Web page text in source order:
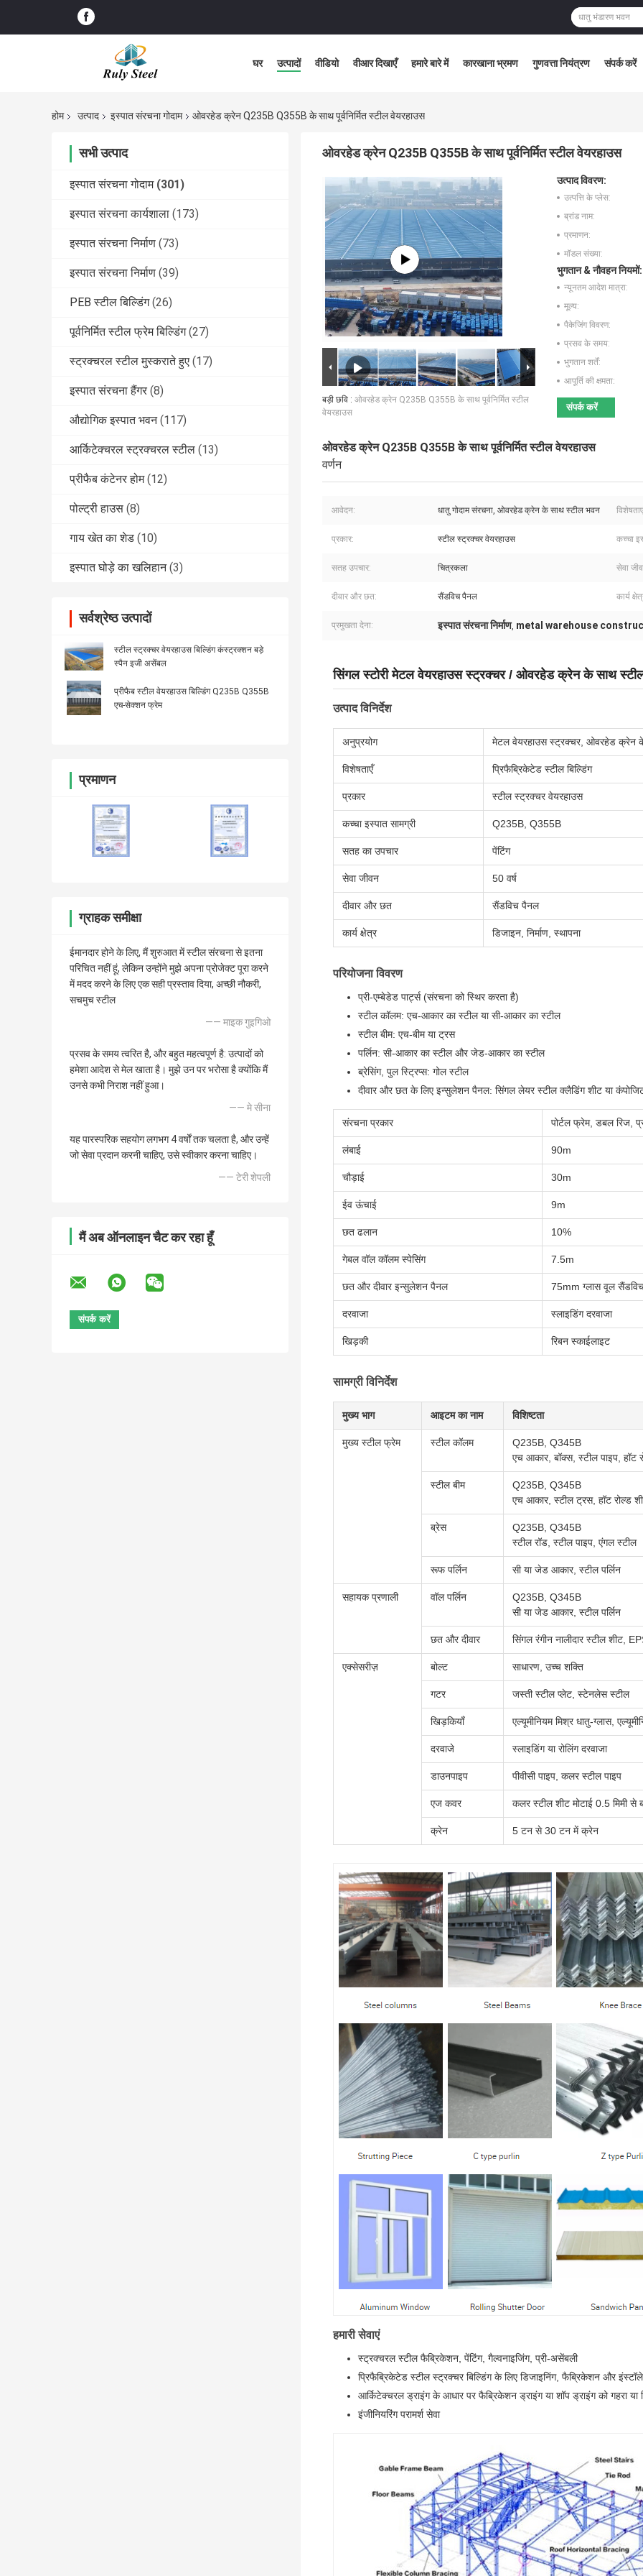
घर उत्पादों वीडियो वीआर दिखाएँ हमारे बारे में कारखाना भ्रमण गुणवत्ता नियंत्रण संपर्क करें
होम उत्पाद इस्पात संरचना गोदाम ओवरहेड क्रेन Q235B Q355B के साथ पूर्वनिर्मित स्टील वेयरहाउस
सभी उत्पाद
इस्पात संरचना गोदाम (301)
इस्पात संरचना कार्यशाला (173)
इस्पात संरचना निर्माण (73)
इस्पात संरचना निर्माण (39)
PEB स्टील बिल्डिंग (26)
पूर्वनिर्मित स्टील फ्रेम बिल्डिंग (27)
स्ट्रक्चरल स्टील मुस्कराते हुए (17)
इस्पात संरचना हैंगर (8)
औद्योगिक इस्पात भवन (117)
आर्किटेक्चरल स्ट्रक्चरल स्टील (13)
प्रीफैब कंटेनर होम (12)
पोल्ट्री हाउस (8)
गाय खेत का शेड (10)
इस्पात घोड़े का खलिहान (3)
सर्वश्रेष्ठ उत्पादों
स्टील स्ट्रक्चर वेयरहाउस बिल्डिंग कंस्ट्रक्शन बड़े
स्पैन इजी असेंबल
प्रीफैब स्टील वेयरहाउस बिल्डिंग Q235B Q355B
एच-सेक्शन फ्रेम
प्रमाणन
ग्राहक समीक्षा
ईमानदार होने के लिए, मैं शुरुआत में स्टील संरचना से इतना
परिचित नहीं हूं, लेकिन उन्होंने मुझे अपना प्रोजेक्ट पूरा करने
में मदद करने के लिए एक सही प्रस्ताव दिया, अच्छी नौकरी,
सचमुच स्टील
—— माइक गुइगिओ
प्रसव के समय त्वरित है, और बहुत महत्वपूर्ण है: उत्पादों को
हमेशा आदेश से मेल खाता है। मुझे उन पर भरोसा है क्योंकि मैं
उनसे कभी निराश नहीं हुआ।
—— मे सीना
यह पारस्परिक सहयोग लगभग 4 वर्षों तक चलता है, और उन्हें
जो सेवा प्रदान करनी चाहिए, उसे स्वीकार करना चाहिए।
—— टेरी शेपली
मैं अब ऑनलाइन चैट कर रहा हूँ
ओवरहेड क्रेन Q235B Q355B के साथ पूर्वनिर्मित स्टील वेयरहाउस
बड़ी छवि : ओवरहेड क्रेन Q235B Q355B के साथ पूर्वनिर्मित स्टील
वेयरहाउस
उत्पाद विवरण:
उत्पत्ति के प्लेस:
ब्रांड नाम:
प्रमाणन:
मॉडल संख्या:
भुगतान & नौवहन नियमों:
न्यूनतम आदेश मात्रा:
मूल्य:
पैकेजिंग विवरण:
प्रसव के समय:
भुगतान शर्तें:
आपूर्ति की क्षमता:
संपर्क करें
ओवरहेड क्रेन Q235B Q355B के साथ पूर्वनिर्मित स्टील वेयरहाउस
वर्णन
आवेदन: धातु गोदाम संरचना, ओवरहेड क्रेन के साथ स्टील भवन
प्रकार: स्टील स्ट्रक्चर वेयरहाउस कच्चा
सतह उपचार: चित्रकला सेवा
दीवार और छत: सैंडविच पैनल कार्य
प्रमुखता देना: इस्पात संरचना निर्माण, metal warehouse
सिंगल स्टोरी मेटल वेयरहाउस स्ट्रक्चर / ओवरहेड क्रेन के साथ स्टील
उत्पाद विनिर्देश
अनुप्रयोग मेटल वेयरहाउस स्ट्रक्चर, ओवरहेड क्रेन के
विशेषताएँ प्रिफैब्रिकेटेड स्टील बिल्डिंग
प्रकार स्टील स्ट्रक्चर वेयरहाउस
कच्चा इस्पात सामग्री Q235B, Q355B
सतह का उपचार पेंटिंग
सेवा जीवन 50 वर्ष
दीवार और छत सैंडविच पैनल
कार्य क्षेत्र डिजाइन, निर्माण, स्थापना
परियोजना विवरण
प्री-एम्बेडेड पार्ट्स (संरचना को स्थिर करता है)
स्टील कॉलम: एच-आकार का स्टील या सी-आकार का स्टील
स्टील बीम: एच-बीम या ट्रस
पर्लिन: सी-आकार का स्टील और जेड-आकार का स्टील
ब्रेसिंग, पुल स्ट्रिप्स: गोल स्टील
दीवार और छत के लिए इन्सुलेशन पैनल: सिंगल लेयर स्टील क्लैडिंग शीट या
संरचना प्रकार पोर्टल फ्रेम, डबल रिज,
लंबाई 90m
चौड़ाई 30m
ईव ऊंचाई 9m
छत ढलान 10%
गेबल वॉल कॉलम स्पेसिंग 7.5m
छत और दीवार इन्सुलेशन पैनल 75mm ग्लास वूल
दरवाजा स्लाइडिंग दरवाजा
खिड़की रिबन स्काईलाइट
सामग्री विनिर्देश
मुख्य भाग आइटम का नाम विशिष्टता
मुख्य स्टील फ्रेम स्टील कॉलम
Q235B, Q345B
एच आकार, बॉक्स, स्टील पाइप, हॉट
स्टील बीम
Q235B, Q345B
एच आकार, स्टील ट्रस, हॉट रोल्ड
ब्रेस
Q235B, Q345B
स्टील रॉड, स्टील पाइप, एंगल स्टील
रूफ पर्लिन सी या जेड आकार, स्टील पर्लिन
सहायक प्रणाली वॉल पर्लिन
Q235B, Q345B
सी या जेड आकार, स्टील पर्लिन
छत और दीवार सिंगल रंगीन नालीदार स्टील शीट,
एक्सेसरीज़ बोल्ट साधारण, उच्च शक्ति
गटर जस्ती स्टील प्लेट, स्टेनलेस स्टील
खिड़कियाँ एल्यूमीनियम मिश्र धातु-ग्लास,
दरवाजे स्लाइडिंग या रोलिंग दरवाजा
डाउनपाइप पीवीसी पाइप, कलर स्टील पाइप
एज कवर कलर स्टील शीट मोटाई 0.5 मिमी से
क्रेन 5 टन से 30 टन में क्रेन
हमारी सेवाएं
स्ट्रक्चरल स्टील फैब्रिकेशन, पेंटिंग, गैल्वनाइजिंग, प्री-असेंबली
प्रिफैब्रिकेटेड स्टील स्ट्रक्चर बिल्डिंग के लिए डिजाइनिंग, फैब्रिकेशन और
आर्किटेक्चरल ड्राइंग के आधार पर फैब्रिकेशन ड्राइंग या शॉप ड्राइंग को गहरा या
इंजीनियरिंग परामर्श सेवा